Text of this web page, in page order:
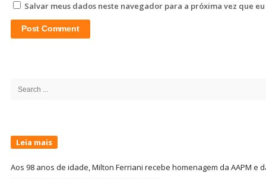
Salvar meus dados neste navegador para a próxima vez que
Search
Leia mais
Aos 98 anos de idade, Milton Ferriani recebe homenagem da AAPM e